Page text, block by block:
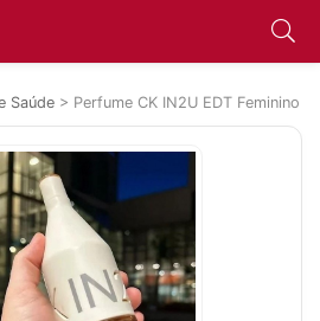
Saúde > Perfume CK IN2U EDT Feminino